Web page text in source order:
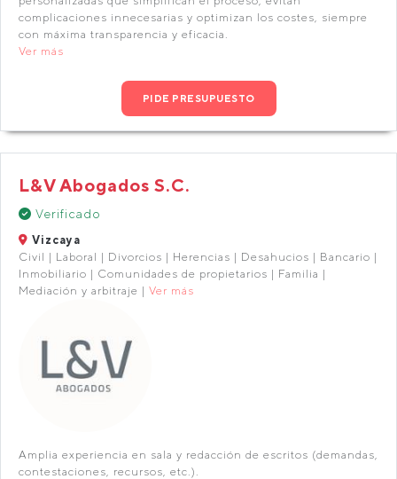
complicaciones innecesarias y optimizan los costes, siempre
con máxima transparencia y eficacia.
Ver más
PIDE PRESUPUESTO
L&V Abogados S.C.
Verificado
Vizcaya
Civil | Laboral | Divorcios | Herencias | Desahucios | Bancario |
Inmobiliario | Comunidades de propietarios | Familia |
Mediación y arbitraje | Ver más
Amplia experiencia en sala y redacción de escritos (demandas,
contestaciones, recursos, etc.).